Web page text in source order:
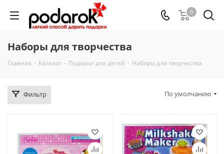
0
Наборы для творчества
Главная - Каталог - Подарки для детей - Наборы для творчества
Фильтр По умолчанию